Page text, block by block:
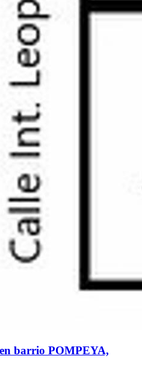
barrio POMPEYA,